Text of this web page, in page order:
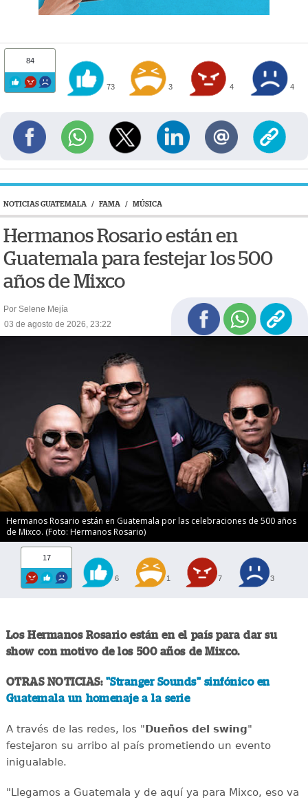
84
73 3 4 4
NOTICIAS GUATEMALA / FAMA / MÚSICA
Hermanos Rosario están en
Guatemala para festejar los 500
años de Mixco
Por Selene Mejía
03 de agosto de 2026, 23:22
Hermanos Rosario están en Guatemala por las celebraciones de 500 años
de Mixco. (Foto: Hermanos Rosario)
17
6 1 7 3
Los Hermanos Rosario están en el país para dar su
show con motivo de los 500 años de Mixco.
OTRAS NOTICIAS: "Stranger Sounds" sinfónico en
Guatemala un homenaje a la serie
A través de las redes, los "Dueños del swing"
festejaron su arribo al país prometiendo un evento
inigualable.
"Llegamos a Guatemala y de aquí ya para Mixco, eso va